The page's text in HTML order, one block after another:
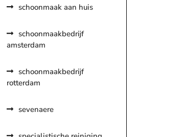
schoonmaak aan huis
schoonmaakbedrijf
amsterdam
schoonmaakbedrijf
rotterdam
sevenaere